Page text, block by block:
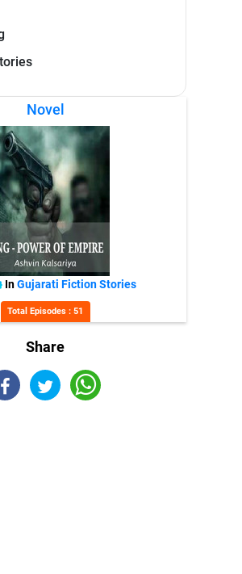
Novel
InGujarati Fiction Stories
Total Episodes : 51
Share